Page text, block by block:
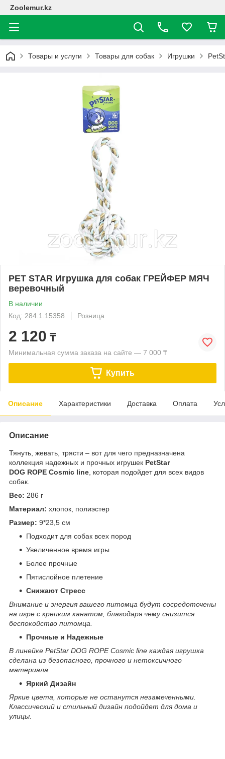
Zoolemur.kz
Товары и услуги Товары для собак Игрушки
PET STAR Игрушка для собак ГРЕЙФЕР МЯЧ
веревочный
В наличии
Код: 284.1.15358
Розница
2 120 ₸
Минимальная сумма заказа на сайте — 7 000 ₸
Купить
Описание Характеристики Доставка Оплата
Описание
Тянуть, жевать, трясти – вот для чего предназначена
коллекция надежных и прочных игрушек PetStar
DOG ROPE Cosmic line , которая подойдет для всех видов
собак.
Вес: 286 г
Материал: хлопок, полиэстер
Размер: 9*23,5 см
Подходит для собак всех пород
Увеличенное время игры
Более прочные
Пятислойное плетение
Снижают Стресс
Внимание и энергия вашего питомца будут сосредоточены
на игре с крепким канатом, благодаря чему снизится
беспокойство питомца.
Прочные и Надежные
В линейке PetStar DOG ROPE Cosmic line каждая игрушка
сделана из безопасного, прочного и нетоксичного
материала.
Яркий Дизайн
Яркие цвета, которые не останутся незамеченными.
Классический и стильный дизайн подойдет для дома и
улицы.